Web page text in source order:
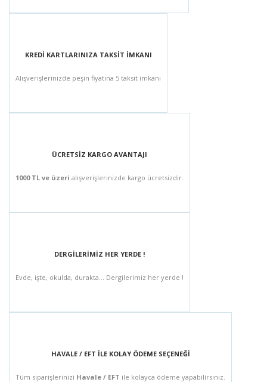
KREDİ KARTLARINIZA TAKSİT İMKANI
Alışverişlerinizde peşin fiyatına 5 taksit imkanı
ÜCRETSİZ KARGO AVANTAJI
1000 TL ve üzeri alışverişlerinizde kargo ücretsizdir.
DERGİLERİMİZ HER YERDE !
Evde, işte, okulda, durakta... Dergilerimiz her yerde !
HAVALE / EFT İLE KOLAY ÖDEME SEÇENEĞİ
Tüm siparişlerinizi Havale / EFT ile kolayca ödeme yapabilirsiniz.